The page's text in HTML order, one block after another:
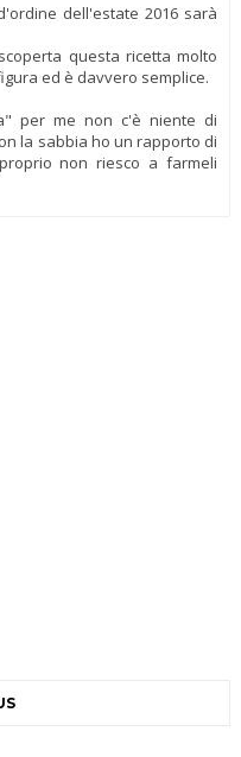
dell'estate 2016 sarà
questa ricetta molto
ed è davvero semplice.
per me non c'è niente di
la sabbia ho un rapporto di
non riesco a farmeli